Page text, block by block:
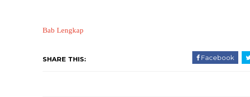
Bab Lengkap
SHARE THIS: Facebook